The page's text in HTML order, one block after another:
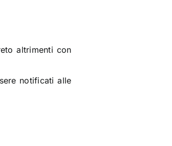
altrimenti con
notificati alle